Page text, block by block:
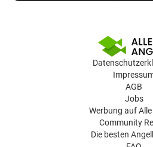
AGB
Jobs
Werbung auf
Community
Die besten